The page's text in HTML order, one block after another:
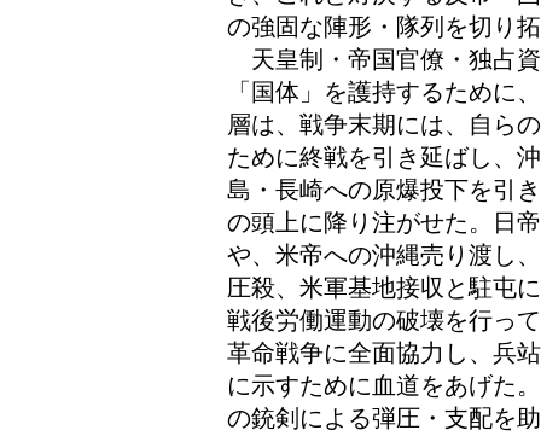
の強固な陣形・隊列を切り
天皇制・帝国官僚・独占
「国体」を護持するために
層は、戦争末期には、自ら
ために終戦を引き延ばし、
島・長崎への原爆投下を引
の頭上に降り注がせた。日
や、米帝への沖縄売り渡し
圧殺、米軍基地接収と駐屯
戦後労働運動の破壊を行っ
革命戦争に全面協力し、兵
に示すために血道をあげた
の銃剣による弾圧・支配を